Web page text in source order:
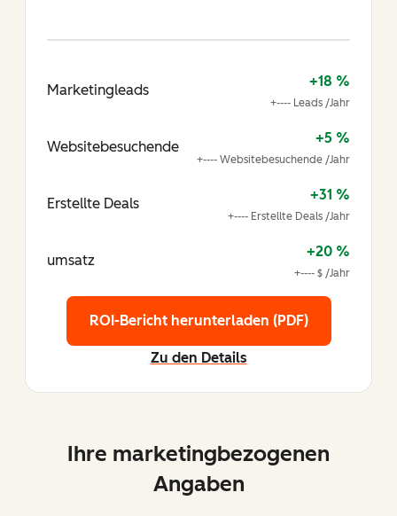
Ihre marketingbezogenen
Angaben
Marketingleads
+18 %
+---- Leads /Jahr
Websitebesuchende
+5 %
+---- Websitebesuchende /Jahr
Erstellte Deals
+31 %
+---- Erstellte Deals /Jahr
umsatz
+20 %
+---- $ /Jahr
Zu den Details
ROI-Bericht herunterladen (PDF)